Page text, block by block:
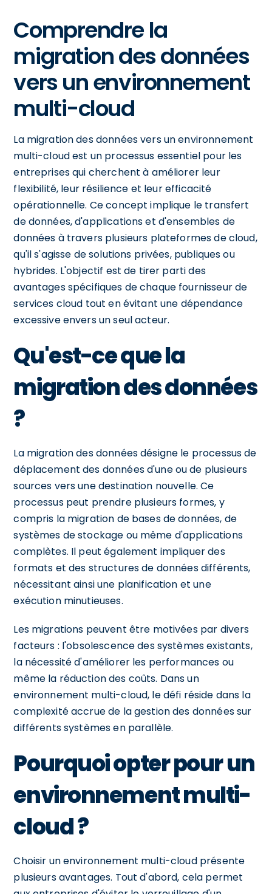
Comprendre la
migration des données
vers un environnement
multi-cloud
La migration des données vers un environnement
multi-cloud est un processus essentiel pour les
entreprises qui cherchent à améliorer leur
flexibilité, leur résilience et leur efficacité
opérationnelle. Ce concept implique le transfert
de données, d'applications et d'ensembles de
données à travers plusieurs plateformes de cloud,
qu'il s'agisse de solutions privées, publiques ou
hybrides. L'objectif est de tirer parti des
avantages spécifiques de chaque fournisseur de
services cloud tout en évitant une dépendance
excessive envers un seul acteur.
Qu'est-ce que la
migration des données
?
La migration des données désigne le processus de
déplacement des données d'une ou de plusieurs
sources vers une destination nouvelle. Ce
processus peut prendre plusieurs formes, y
compris la migration de bases de données, de
systèmes de stockage ou même d'applications
complètes. Il peut également impliquer des
formats et des structures de données différents,
nécessitant ainsi une planification et une
exécution minutieuses.
Les migrations peuvent être motivées par divers
facteurs : l'obsolescence des systèmes existants,
la nécessité d'améliorer les performances ou
même la réduction des coûts. Dans un
environnement multi-cloud, le défi réside dans la
complexité accrue de la gestion des données sur
différents systèmes en parallèle.
Pourquoi opter pour un
environnement multi-
cloud ?
Choisir un environnement multi-cloud présente
plusieurs avantages. Tout d'abord, cela permet